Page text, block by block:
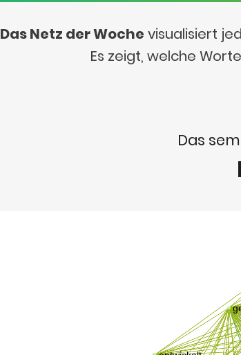
Das Netz der Woche visualisiert
Es zeigt, welche
Das